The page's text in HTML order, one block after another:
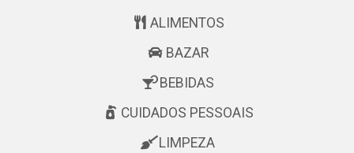
ALIMENTOS
BAZAR
BEBIDAS
CUIDADOS PESSOAIS
LIMPEZA